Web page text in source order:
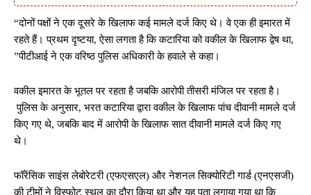
“दोनों पक्षों ने एक दूसरे के खिलाफ कई मामले दर्ज किए थे। वे एक ही इमारत में
रहते हैं। प्रथम दृष्टया, ऐसा लगता है कि कटारिया को वकील के खिलाफ द्वेष था,
”पीटीआई ने एक वरिष्ठ पुलिस अधिकारी के हवाले से कहा।
वकील इमारत के भूतल पर रहता है जबकि आरोपी तीसरी मंजिल पर रहता है।
पुलिस के अनुसार, भरत कटारिया द्वारा वकील के खिलाफ पांच दीवानी मामले दर्ज
किए गए थे, जबकि बाद में आरोपी के खिलाफ सात दीवानी मामले दर्ज किए गए
थे।
फॉरेंसिक साइंस लेबोरेटरी (एफएसएल) और नेशनल सिक्योरिटी गार्ड (एनएसजी)
की टीमों ने विस्फोट स्थल का दौरा किया था और यह पता लगाया गया था कि